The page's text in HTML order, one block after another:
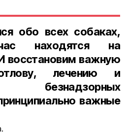
обо всех собаках,
находятся на
восстановим важную
лечению и
безнадзорных
важные